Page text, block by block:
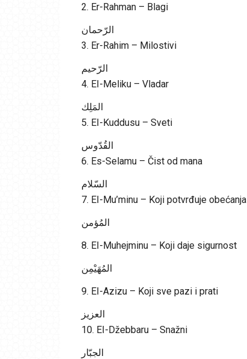
2. Er-Rahman – Blagi
الرّحمان
3. Er-Rahim – Milostivi
الرّحيم
4. EI-Meliku – Vladar
المَلِك
5. EI-Kuddusu – Sveti
القُدّوس
6. Es-Selamu – Čist od mana
السّلام
7. EI-Mu’minu – Koji potvrđuje obećanja
المُؤمن
8. EI-Muhejminu – Koji daje sigurnost
المُهَيْمِن
9. EI-Azizu – Koji sve pazi i prati
العزيز
10. EI-Džebbaru – Snažni
الجبّار